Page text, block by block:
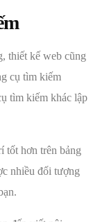
thiết kế web cũng
cụ tìm kiếm
tìm kiếm khác lập
tốt hơn trên bảng
nhiều đối tượng